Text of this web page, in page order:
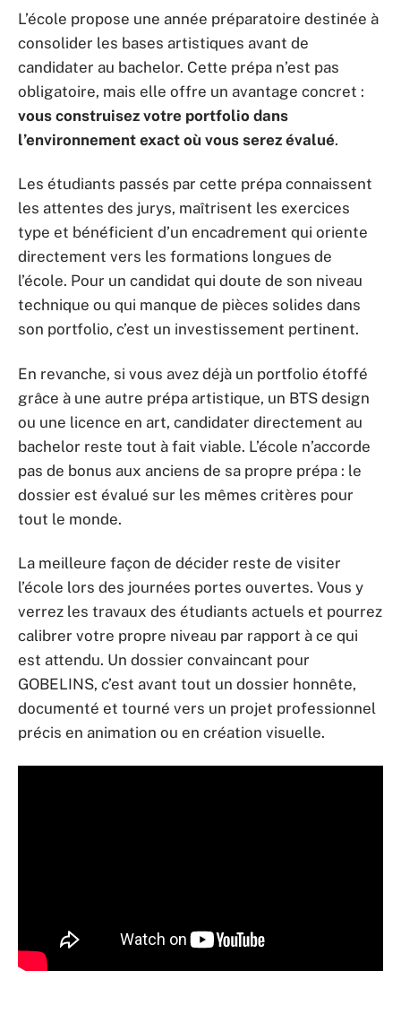
L’école propose une année préparatoire destinée à
consolider les bases artistiques avant de
candidater au bachelor. Cette prépa n’est pas
obligatoire, mais elle offre un avantage concret :
vous construisez votre portfolio dans
l’environnement exact où vous serez évalué.
Les étudiants passés par cette prépa connaissent
les attentes des jurys, maîtrisent les exercices
type et bénéficient d’un encadrement qui oriente
directement vers les formations longues de
l’école. Pour un candidat qui doute de son niveau
technique ou qui manque de pièces solides dans
son portfolio, c’est un investissement pertinent.
En revanche, si vous avez déjà un portfolio étoffé
grâce à une autre prépa artistique, un BTS design
ou une licence en art, candidater directement au
bachelor reste tout à fait viable. L’école n’accorde
pas de bonus aux anciens de sa propre prépa : le
dossier est évalué sur les mêmes critères pour
tout le monde.
La meilleure façon de décider reste de visiter
l’école lors des journées portes ouvertes. Vous y
verrez les travaux des étudiants actuels et pourrez
calibrer votre propre niveau par rapport à ce qui
est attendu. Un dossier convaincant pour
GOBELINS, c’est avant tout un dossier honnête,
documenté et tourné vers un projet professionnel
précis en animation ou en création visuelle.